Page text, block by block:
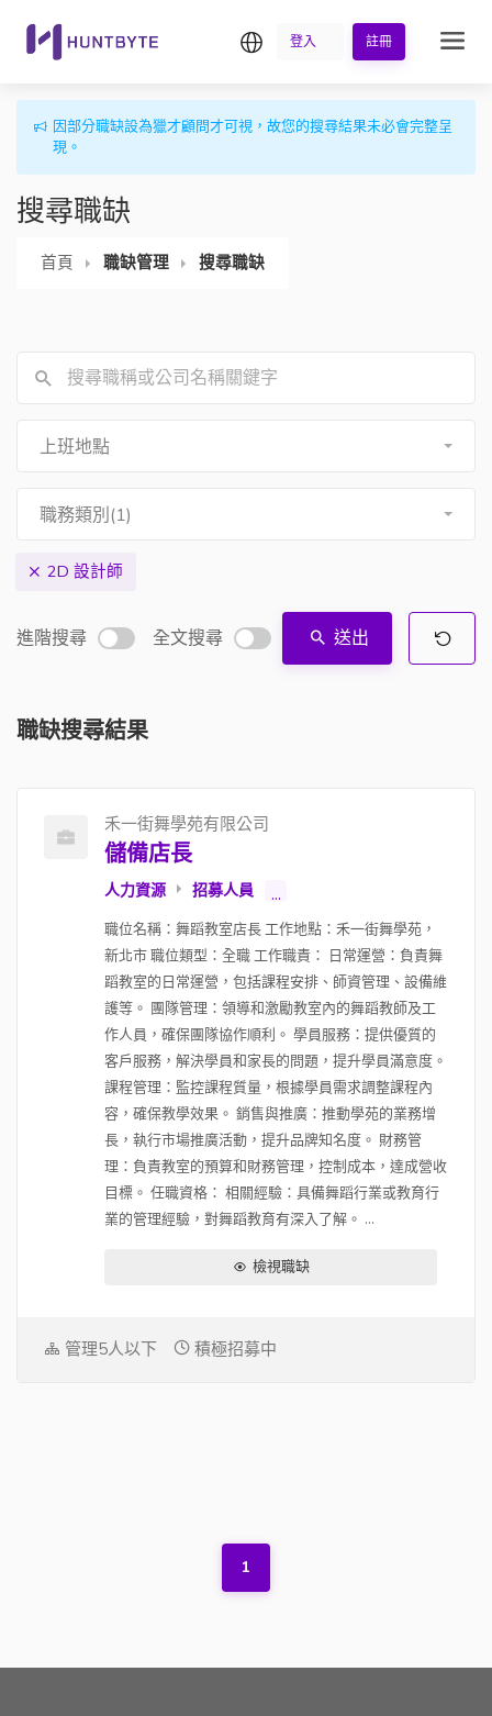
繁中登入 註冊
因部分職缺設為獵才顧問才可視，故您的搜尋結果未必會完整呈
現。
搜尋職缺
首頁 職缺管理 搜尋職缺
上班地點
職務類別(1)
2D 設計師
進階搜尋 全文搜尋 送出
職缺搜尋結果
禾一街舞學苑有限公司
儲備店長
人力資源 招募人員 ...
職位名稱：舞蹈教室店長 工作地點：禾一街舞學苑，
新北市 職位類型：全職 工作職責： 日常運營：負責舞
蹈教室的日常運營，包括課程安排、師資管理、設備維
護等。 團隊管理：領導和激勵教室內的舞蹈教師及工
作人員，確保團隊協作順利。 學員服務：提供優質的
客戶服務，解決學員和家長的問題，提升學員滿意度。
課程管理：監控課程質量，根據學員需求調整課程內
容，確保教學效果。 銷售與推廣：推動學苑的業務增
長，執行市場推廣活動，提升品牌知名度。 財務管
理：負責教室的預算和財務管理，控制成本，達成營收
目標。 任職資格： 相關經驗：具備舞蹈行業或教育行
業的管理經驗，對舞蹈教育有深入了解。 ...
檢視職缺
管理5人以下 積極招募中
1